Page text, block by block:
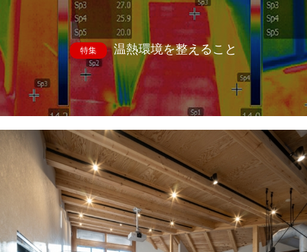
特集 温熱環境を整えること